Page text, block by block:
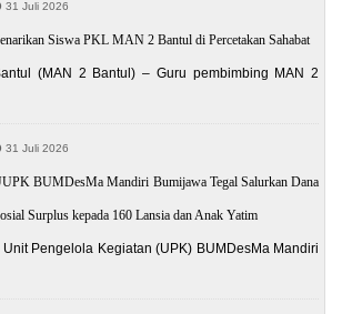
31 Juli 2026
Siswa PKL MAN 2 Bantul di Percetakan Sahabat
(MAN 2 Bantul) – Guru pembimbing MAN 2
31 Juli 2026
BUMDesMa Mandiri Bumijawa Tegal Salurkan Dana
Surplus kepada 160 Lansia dan Anak Yatim
Pengelola Kegiatan (UPK) BUMDesMa Mandiri